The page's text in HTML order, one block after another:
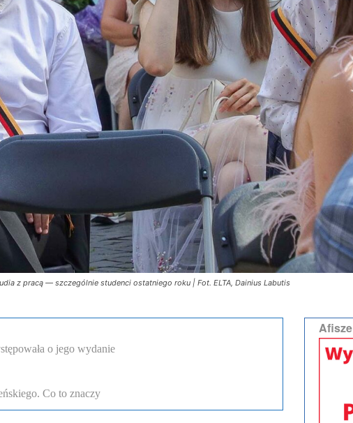
z pracą — szczególnie studenci ostatniego roku | Fot. ELTA, Dainius Labutis
o jego wydanie
Co to znaczy
Afisze